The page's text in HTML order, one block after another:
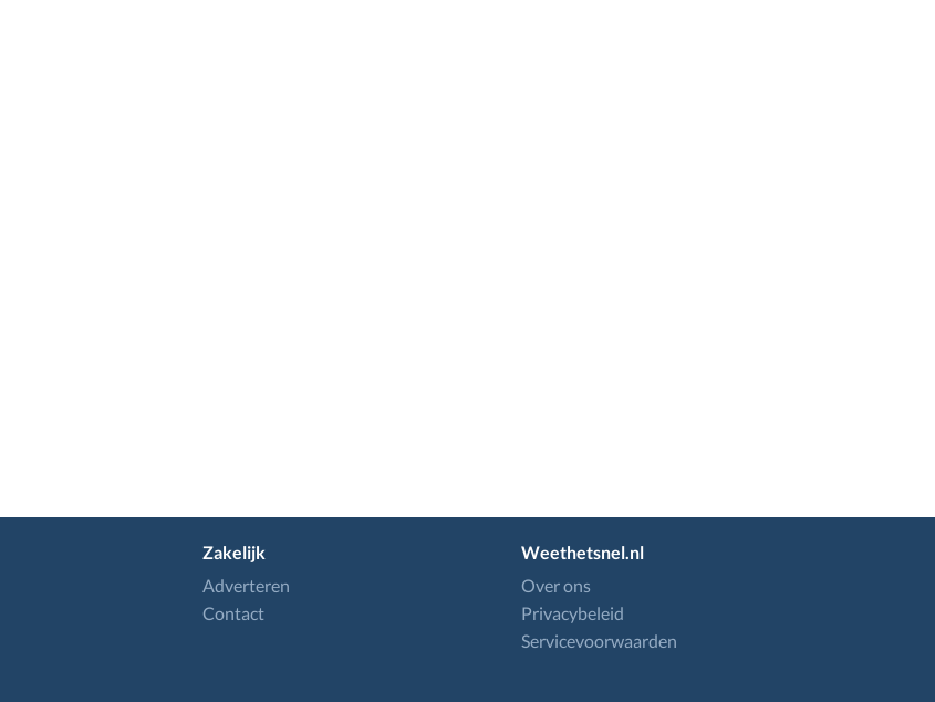
Zakelijk
Adverteren
Contact
Weethetsnel.nl
Over ons
Privacybeleid
Servicevoorwaarden